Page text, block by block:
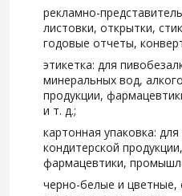
рекламно-
листовки, открытки,
годовые отчеты,
этикетка: для
минеральных вод,
продукции,
и т. д.;
картонная упаковка:
кондитерской
фармацевтики,
черно-белые и цветные,